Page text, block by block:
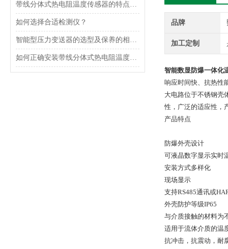
带线分体式热电阻温度传感器的特点及应用
如何选择合适检测仪？
智能型压力变送器的选型及保养的相关知识
如何正确安装带线分体式热电阻温度传感器？
品牌
加工定制
智能数显防爆一体化
响应时间快、抗热性
大电路位于不锈钢壳
性，广泛的适应性，
产品特点
防爆外壳设计
可液晶数字显示实时
安装方式多样化
现场显示
支持RS485通讯或
外壳防护等级IP65
与介质接触的材料为
适用于流体介质的温
抗冲击，抗震动，耐